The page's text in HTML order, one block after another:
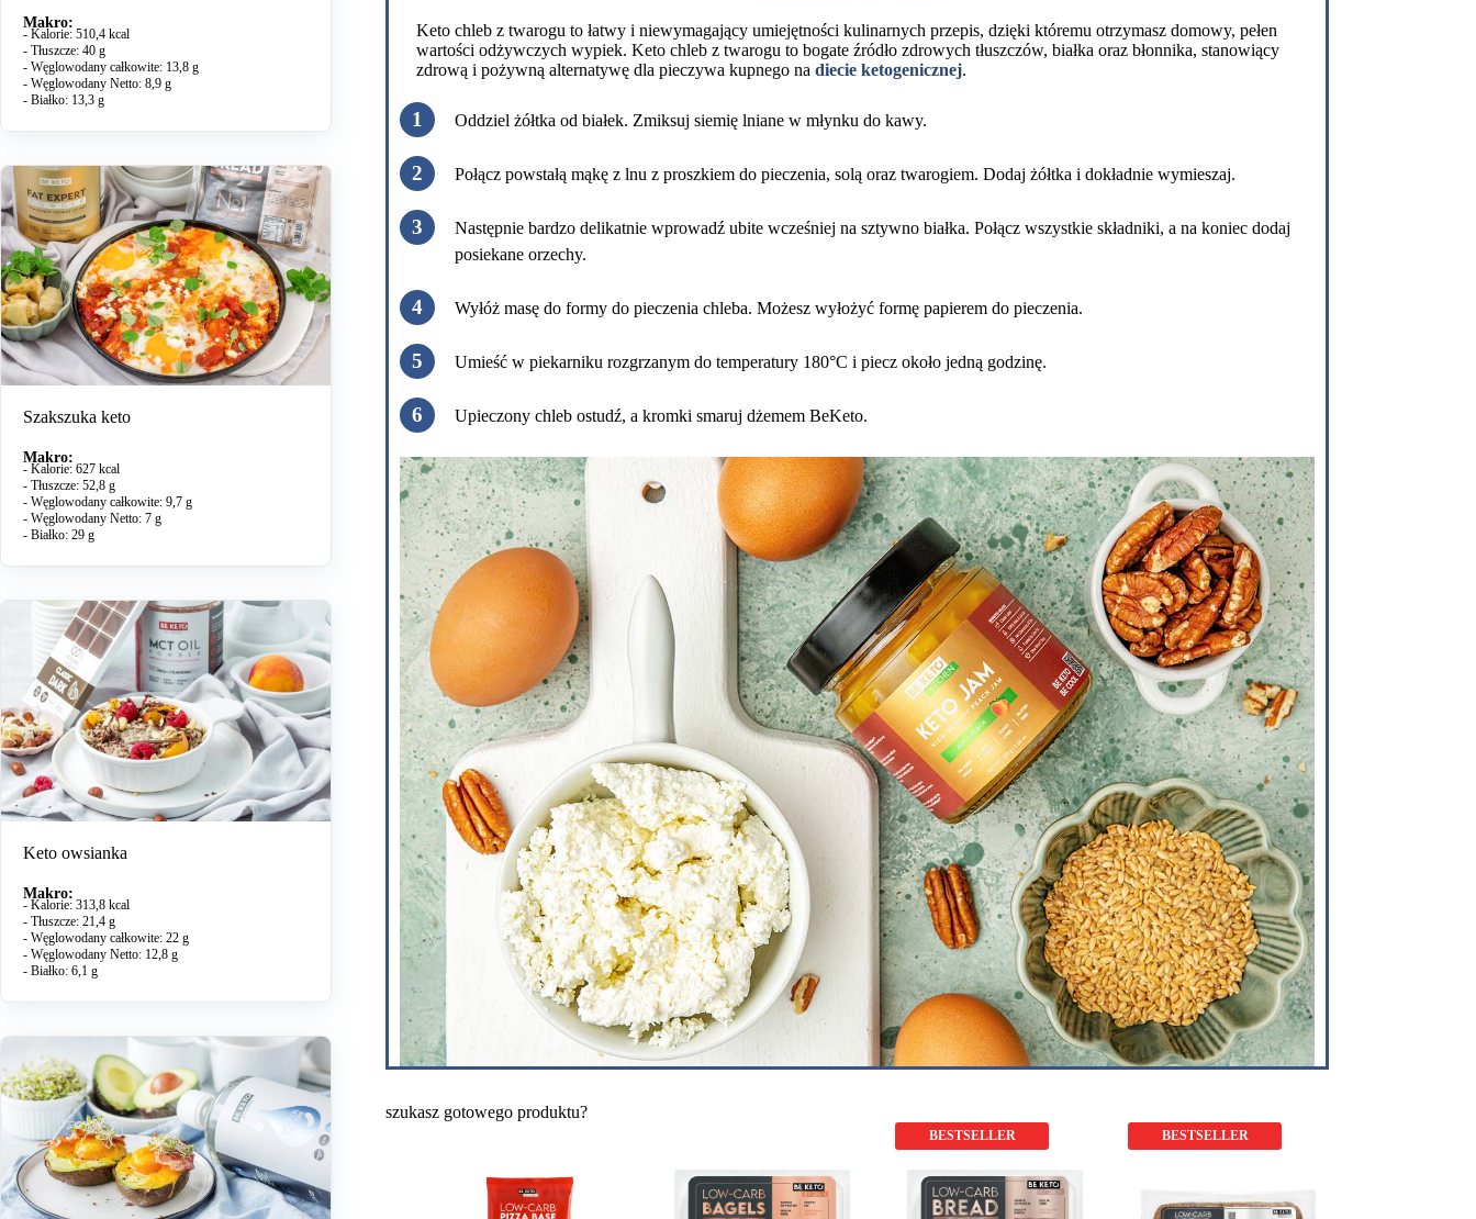
Keto chleb z twarogu to łatwy i niewymagający umiejętności kulinarnych przepis, dzięki któremu otrzymasz domowy, pełen
wartości odżywczych wypiek. Keto chleb z twarogu to bogate źródło zdrowych tłuszczów, białka oraz błonnika, stanowiący
zdrową i pożywną alternatywę dla pieczywa kupnego na diecie ketogenicznej.
Oddziel żółtka od białek. Zmiksuj siemię lniane w młynku do kawy.
Połącz powstałą mąkę z lnu z proszkiem do pieczenia, solą oraz twarogiem. Dodaj żółtka i dokładnie wymieszaj.
Następnie bardzo delikatnie wprowadź ubite wcześniej na sztywno białka. Połącz wszystkie składniki, a na koniec dodaj
posiekane orzechy.
Wyłóż masę do formy do pieczenia chleba. Możesz wyłożyć formę papierem do pieczenia.
Umieść w piekarniku rozgrzanym do temperatury 180°C i piecz około jedną godzinę.
Upieczony chleb ostudź, a kromki smaruj dżemem BeKeto.
szukasz gotowego produktu?
BESTSELLER BESTSELLER
Makro:
- Kalorie: 510,4 kcal
- Tłuszcze: 40 g
- Węglowodany całkowite: 13,8 g
- Węglowodany Netto: 8,9 g
- Białko: 13,3 g
Szakszuka keto
Makro:
- Kalorie: 627 kcal
- Tłuszcze: 52,8 g
- Węglowodany całkowite: 9,7 g
- Węglowodany Netto: 7 g
- Białko: 29 g
Keto owsianka
Makro:
- Kalorie: 313,8 kcal
- Tłuszcze: 21,4 g
- Węglowodany całkowite: 22 g
- Węglowodany Netto: 12,8 g
- Białko: 6,1 g